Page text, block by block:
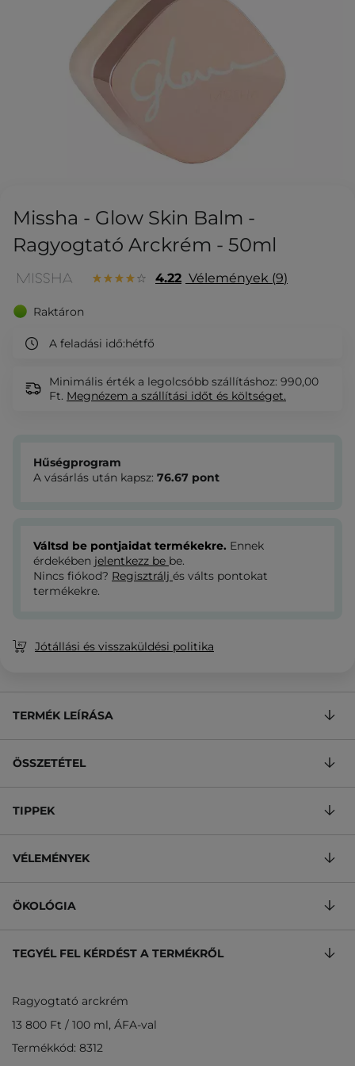
Missha - Glow Skin Balm -
Ragyogtató Arckrém - 50ml
4.22 Vélemények 9
Raktáron
A feladási idő:hétfő
Minimális érték a legolcsóbb szállításhoz: 990,00
Ft. Megnézem a szállítási időt és költséget.
Hűségprogram
A vásárlás után kapsz: 76.67 pont
Váltsd be pontjaidat termékekre. Ennek
érdekében jelentkezz be be.
Nincs fiókod? Regisztrálj és válts pontokat
termékekre.
Jótállási és visszaküldési politika
TERMÉK LEÍRÁSA
ÖSSZETÉTEL
TIPPEK
VÉLEMÉNYEK
ÖKOLÓGIA
TEGYÉL FEL KÉRDÉST A TERMÉKRŐL
Ragyogtató arckrém
13 800 Ft / 100 ml, ÁFA-val
Termékkód: 8312